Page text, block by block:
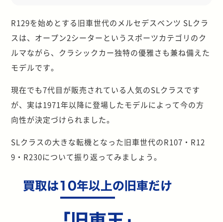
R129を始めとする旧車世代のメルセデスベンツ SLクラ
スは、オープン2シーターというスポーツカテゴリのク
ルマながら、クラシックカー独特の優雅さも兼ね備えた
モデルです。
現在でも7代目が販売されている人気のSLクラスです
が、実は1971年以降に登場したモデルによって今の方
向性が決定づけられました。
SLクラスの大きな転機となった旧車世代のR107・R12
9・R230について振り返ってみましょう。